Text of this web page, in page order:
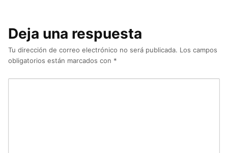
Deja una respuesta
Tu dirección de correo electrónico no será publicada. Los campos
obligatorios están marcados con *